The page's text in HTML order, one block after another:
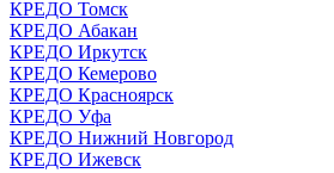
КРЕДО Томск
КРЕДО Абакан
КРЕДО Иркутск
КРЕДО Кемерово
КРЕДО Красноярск
КРЕДО Уфа
КРЕДО Нижний Новгород
КРЕДО Ижевск